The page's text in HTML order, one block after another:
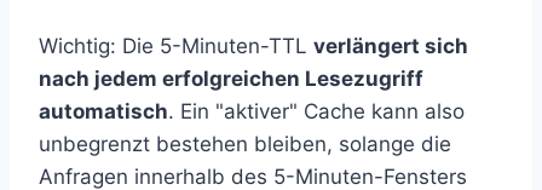
Wichtig: Die 5-Minuten-TTL verlängert sich
nach jedem erfolgreichen Lesezugriff
automatisch. Ein "aktiver" Cache kann also
unbegrenzt bestehen bleiben, solange die
Anfragen innerhalb des 5-Minuten-Fensters